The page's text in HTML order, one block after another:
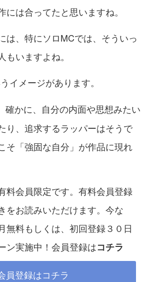
には合ってたと思いますね。
、特にソロMCでは、そういっ
いますよね。
メージがあります。
かに、自分の内面や思想みたい
り、追求するラッパーはそうで
そ「強固な自分」が作品に現れ
料会員限定です。有料会員登録
をお読みいただけます。今な
無料もしくは、初回登録３０日
ン実施中！会員登録はコチラ
員登録はコチラ